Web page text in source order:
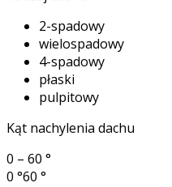
2-spadowy
wielospadowy
4-spadowy
płaski
pulpitowy
Kąt nachylenia dachu
0 – 60 °
0 °60 °